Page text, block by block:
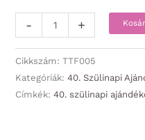
-
Tábla
Forma
-
Boldog
+
Cikkszám:TTF005
Kategóriák:40. Szülinapi
Címkék:40. szülinapi